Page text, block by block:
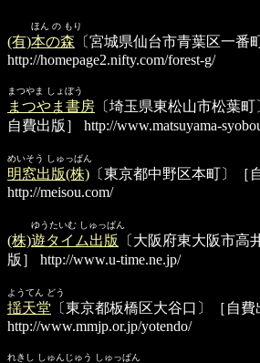
ほん の もり
(有)本の森 〔宮城県仙台市青葉区一番
http://homepage2.nifty.com/forest-g/
まつやま しょぼう
まつやま書房 〔埼玉県東松山市松葉
自費出版］
http://www.matsuyama-
めいそう しゅっぱん
明窓出版(株) 〔東京都中野区本町〕［
http://meisou.com/
ゆうたいむ しゅっぱん
(株)遊タイム出版
〔大阪府東大阪市高
版］
http://www.u-time.ne.jp/
ようてん どう
揺天堂 〔東京都板橋区大谷口〕［自費
http://www.mmjp.or.jp/yotendo/
れきし しゅんじゅう しゅっぱん